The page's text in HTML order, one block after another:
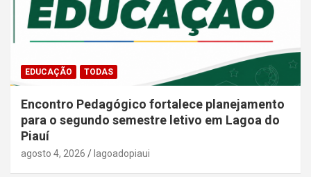
EDUCAÇÃO TODAS
Encontro Pedagógico fortalece planejamento
para o segundo semestre letivo em Lagoa do
Piauí
agosto 4, 2026 lagoadopiaui